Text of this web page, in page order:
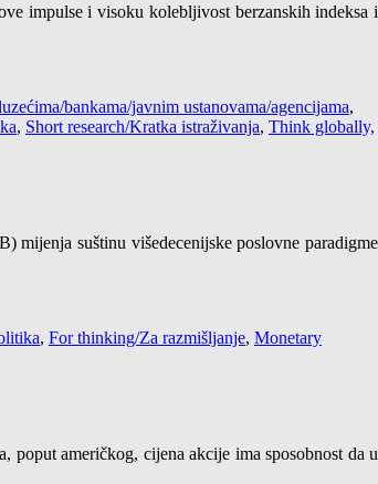
impulse i visoku kolebljivost berzanskih indeksa i
bankama/javnim ustanovama/agencijama,
, Short research/Kratka istraživanja, Think globally,
mijenja suštinu višedecenijske poslovne paradigme
, For thinking/Za razmišljanje, Monetary
poput američkog, cijena akcije ima sposobnost da u